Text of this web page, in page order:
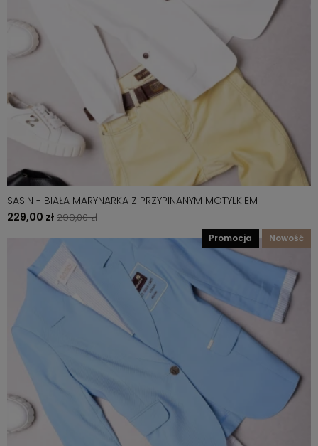
SASIN - BIAŁA MARYNARKA Z PRZYPINANYM MOTYLKIEM
229,00 zł 299,00 zł
promocja nowość